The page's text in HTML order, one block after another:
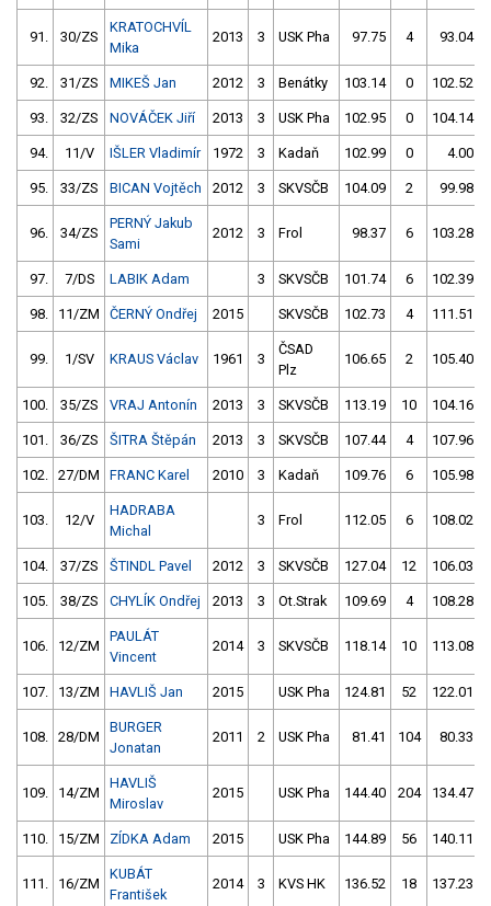
91. 30/ZS
KRATOCHVÍL
Mika
2013 3 USK Pha 97.75 4 93.04
92. 31/ZS MIKEŠ Jan 2012 3 Benátky 103.14 0 102.52
93. 32/ZS NOVÁČEK Jiří 2013 3 USK Pha 102.95 0 104.14
94. 11/V IŠLER Vladimír 1972 3 Kadaň 102.99 0 4.00
95. 33/ZS BICAN Vojtěch 2012 3 SKVSČB 104.09 2 99.98
96. 34/ZS
PERNÝ Jakub
Sami
2012 3 Frol 98.37 6 103.28
97. 7/DS LABIK Adam 3 SKVSČB 101.74 6 102.39
98. 11/ZM ČERNÝ Ondřej 2015 SKVSČB 102.73 4 111.51
99. 1/SV KRAUS Václav 1961 3
ČSAD
Plz
106.65 2 105.40
100. 35/ZS VRAJ Antonín 2013 3 SKVSČB 113.19 10 104.16
101. 36/ZS ŠITRA Štěpán 2013 3 SKVSČB 107.44 4 107.96
102. 27/DM FRANC Karel 2010 3 Kadaň 109.76 6 105.98
103. 12/V
HADRABA
Michal
3 Frol 112.05 6 108.02
104. 37/ZS ŠTINDL Pavel 2012 3 SKVSČB 127.04 12 106.03
105. 38/ZS CHYLÍK Ondřej 2013 3 Ot.Strak 109.69 4 108.28
106. 12/ZM
PAULÁT
Vincent
2014 3 SKVSČB 118.14 10 113.08
107. 13/ZM HAVLIŠ Jan 2015 USK Pha 124.81 52 122.01
108. 28/DM
BURGER
Jonatan
2011 2 USK Pha 81.41 104 80.33
109. 14/ZM
HAVLIŠ
Miroslav
2015 USK Pha 144.40 204 134.47
110. 15/ZM ZÍDKA Adam 2015 USK Pha 144.89 56 140.11
111. 16/ZM
KUBÁT
František
2014 3 KVS HK 136.52 18 137.23